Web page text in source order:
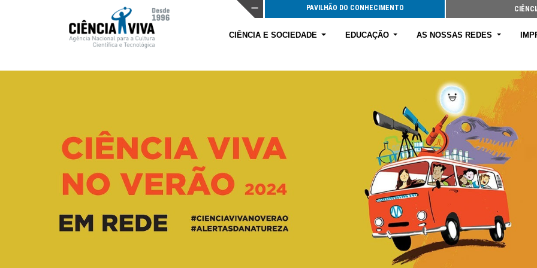
PAVILHÃO DO CONHECIMENTO
CIÊNCIA E SOCIEDADE EDUCAÇÃO AS NOSSAS REDES